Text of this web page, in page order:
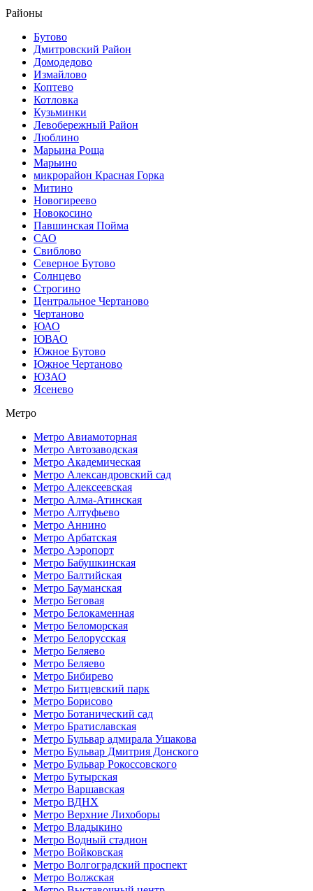
Районы
Бутово
Дмитровский Район
Домодедово
Измайлово
Коптево
Котловка
Кузьминки
Левобережный Район
Люблино
Марьина Роща
Марьино
микрорайон Красная Горка
Митино
Новогиреево
Новокосино
Павшинская Пойма
САО
Свиблово
Северное Бутово
Солнцево
Строгино
Центральное Чертаново
Чертаново
ЮАО
ЮВАО
Южное Бутово
Южное Чертаново
ЮЗАО
Ясенево
Метро
Метро Авиамоторная
Метро Автозаводская
Метро Академическая
Метро Александровский сад
Метро Алексеевская
Метро Алма-Атинская
Метро Алтуфьево
Метро Аннино
Метро Арбатская
Метро Аэропорт
Метро Бабушкинская
Метро Балтийская
Метро Бауманская
Метро Беговая
Метро Белокаменная
Метро Беломорская
Метро Белорусская
Метро Беляево
Метро Беляево
Метро Бибирево
Метро Битцевский парк
Метро Борисово
Метро Ботанический сад
Метро Братиславская
Метро Бульвар адмирала Ушакова
Метро Бульвар Дмитрия Донского
Метро Бульвар Рокоссовского
Метро Бутырская
Метро Варшавская
Метро ВДНХ
Метро Верхние Лихоборы
Метро Владыкино
Метро Водный стадион
Метро Войковская
Метро Волгоградский проспект
Метро Волжская